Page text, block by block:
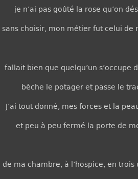
je n’ai pas goûté la rose qu’on
sans choisir, mon métier fut celui de
fallait bien que quelqu’un s’occupe
bêche le potager et passe le
J’ai tout donné, mes forces et la
et peu à peu fermé la porte de
de ma chambre, à l’hospice, en trois